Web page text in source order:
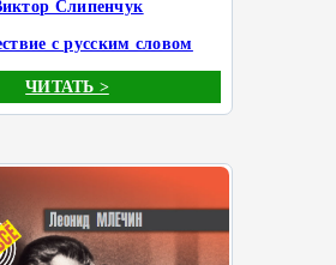
Слипенчук
с русским словом
ЧИТАТЬ >